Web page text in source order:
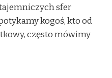
sfer
kogoś, kto od
często mówimy